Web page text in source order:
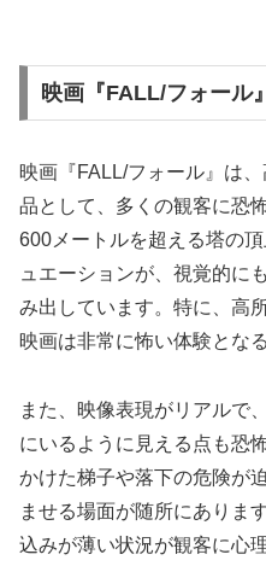
映画『FALL/フォール
映画『FALL/フォール』は
品として、多くの観客に恐
600メートルを超える塔の
ュエーションが、視覚的に
み出しています。特に、高
映画は非常に怖い体験とな
また、映像表現がリアルで
にいるように見える点も恐
かけた梯子や落下の危険が
ませる場面が随所にありま
込みが薄い状況が観客に心